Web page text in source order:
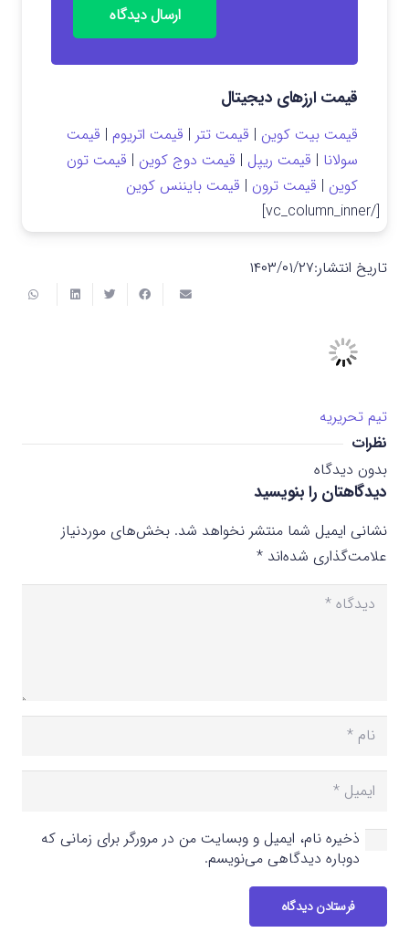
ارسال دیدگاه
قیمت ارزهای دیجیتال
قیمت بیت کوین | قیمت تتر | قیمت اتریوم | قیمت
سولانا | قیمت ریپل | قیمت دوج کوین | قیمت تون
کوین | قیمت ترون | قیمت بایننس کوین
[/vc_column_inner]
تاریخ انتشار:۱۴۰۳/۰۱/۲۷
تیم تحریریه
نظرات
بدون دیدگاه
دیدگاهتان را بنویسید
نشانی ایمیل شما منتشر نخواهد شد. بخش‌های موردنیاز
علامت‌گذاری شده‌اند *
ذخیره نام، ایمیل و وبسایت من در مرورگر برای زمانی که
دوباره دیدگاهی می‌نویسم.
فرستادن دیدگاه